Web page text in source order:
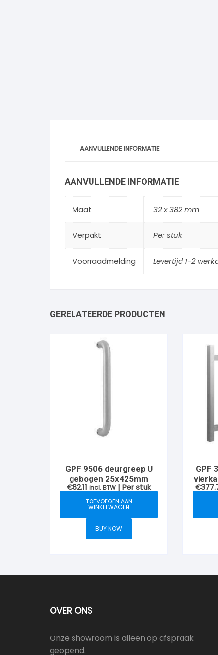
AANVULLENDE INFORMATIE
AANVULLENDE INFORMATIE
Maat 32 x 382 mm
Verpakt Per stuk
Voorraadmelding Levertijd 1-2
GERELATEERDE PRODUCTEN
GPF 9506 deurgreep U
gebogen 25x425mm
€62.11 incl. BTW | Per stuk
TOEVOEGEN AAN
WINKELWAGEN
BUY NOW
GPF
€
OVER ONS
Onze showroom is alleen op afspraak
geopend.